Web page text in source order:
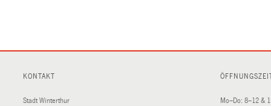
KONTAKT
Stadt Winterthur Mo–Do: 8–12 &